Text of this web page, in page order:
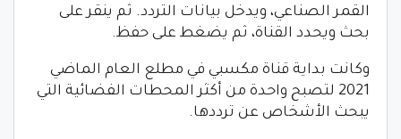
القمر الصناعي، ويدخل بيانات التردد. ثم ينقر على
بحث ويحدد القناة، ثم يضغط على حفظ.
وكانت بداية قناة مكسبي في مطلع العام الماضي
2021 لتصبح واحدة من أكثر المحطات الفضائية التي
يبحث الأشخاص عن ترددها.